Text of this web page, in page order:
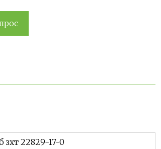
зхт 22829-17-0